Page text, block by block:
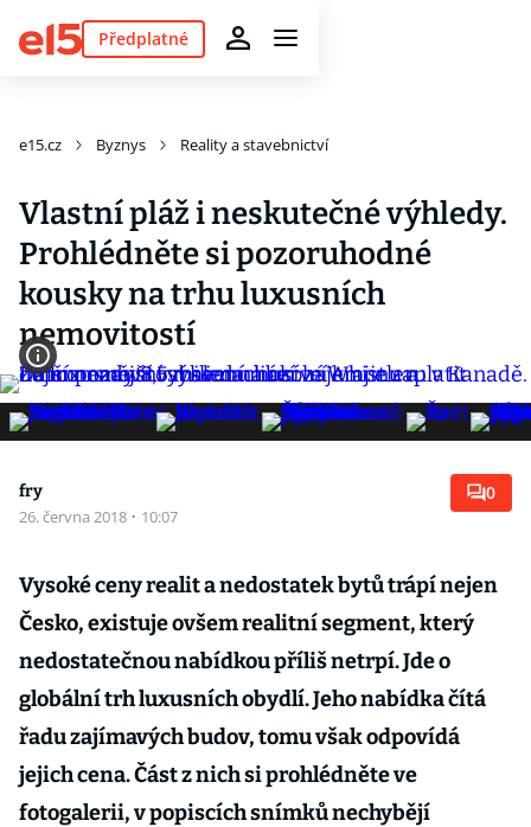
Předplatné
e15.cz Byznys Reality a stavebnictví
Vlastní pláž i neskutečné výhledy.
Prohlédněte si pozoruhodné
kousky na trhu luxusních
nemovitostí
fry
26. června 2018 · 10:07
0
Vysoké ceny realit a nedostatek bytů trápí nejen
Česko, existuje ovšem realitní segment, který
nedostatečnou nabídkou příliš netrpí. Jde o
globální trh luxusních obydlí. Jeho nabídka čítá
řadu zajímavých budov, tomu však odpovídá
jejich cena. Část z nich si prohlédněte ve
fotogalerii, v popiscích snímků nechybějí